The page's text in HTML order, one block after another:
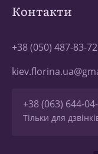
Контакти
+38 (050) 487-83-72
+38 (063) 644-
Тільки для